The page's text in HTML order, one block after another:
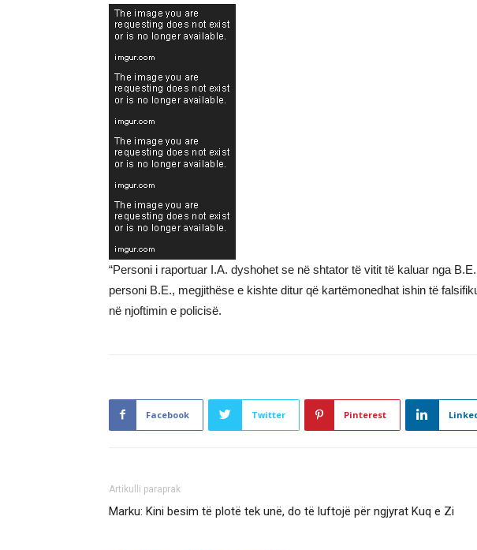
“Personi i raportuar I.A. dyshohet se në shtator të vitit të kaluar nga
personi B.E., megjithëse e kishte ditur që kartëmonedhat ishin të
në njoftimin e policisë.
Facebook Twitter Pinterest
Artikulli paraprak
Marku: Kini besim të plotë tek unë, do të luftojë për ngjyrat Kuq e Zi